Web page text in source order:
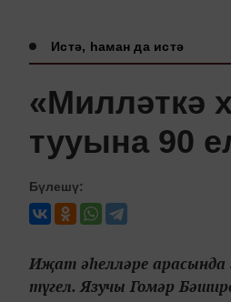
Истә, һаман да истә
«Милләткә
тууына 90
Бүлешү:
Иҗат әһелләре арасында
түгел. Язучы Гомәр